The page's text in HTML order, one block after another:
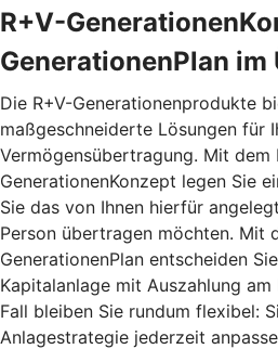
R+V-
GenerationenPlan
Die R+V-Generationenprodukte
maßgeschneiderte Lösungen für
Vermögensübertragung. Mit dem
GenerationenKonzept legen Sie
Sie das von Ihnen hierfür
Person übertragen möchten. Mit
GenerationenPlan entscheiden
Kapitalanlage mit Auszahlung am
Fall bleiben Sie rundum flexibel:
Anlagestrategie jederzeit